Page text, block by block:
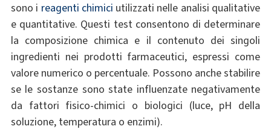
sono i reagenti chimici utilizzati nelle analisi qualitative
e quantitative. Questi test consentono di determinare
la composizione chimica e il contenuto dei singoli
ingredienti nei prodotti farmaceutici, espressi come
valore numerico o percentuale. Possono anche stabilire
se le sostanze sono state influenzate negativamente
da fattori fisico-chimici o biologici (luce, pH della
soluzione, temperatura o enzimi).